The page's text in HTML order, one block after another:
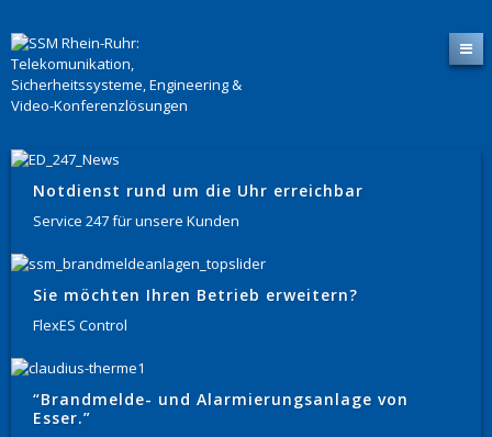
Notdienst rund um die Uhr erreichbar
Service 247 für unsere Kunden
Sie möchten Ihren Betrieb erweitern?
FlexES Control
“Brandmelde- und Alarmierungsanlage von
Esser.”